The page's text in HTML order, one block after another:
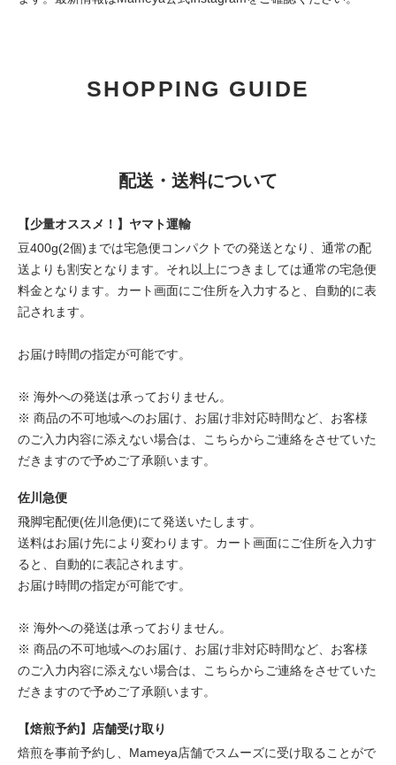
SHOPPING GUIDE
配送・送料について
【少量オススメ！】ヤマト運輸
豆400g(2個)までは宅急便コンパクトでの発送となり、通常の配
送よりも割安となります。それ以上につきましては通常の宅急便
料金となります。カート画面にご住所を入力すると、自動的に表
記されます。
お届け時間の指定が可能です。
※ 海外への発送は承っておりません。
※ 商品の不可地域へのお届け、お届け非対応時間など、お客様
のご入力内容に添えない場合は、こちらからご連絡をさせていた
だきますので予めご了承願います。
佐川急便
飛脚宅配便(佐川急便)にて発送いたします。
送料はお届け先により変わります。カート画面にご住所を入力す
ると、自動的に表記されます。
お届け時間の指定が可能です。
※ 海外への発送は承っておりません。
※ 商品の不可地域へのお届け、お届け非対応時間など、お客様
のご入力内容に添えない場合は、こちらからご連絡をさせていた
だきますので予めご了承願います。
【焙煎予約】店舗受け取り
焙煎を事前予約し、Mameya店舗でスムーズに受け取ることがで